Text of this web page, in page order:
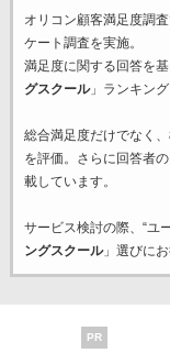
オリコン顧客満足度調
ケート調査を実施。
満足度に関する回答を
グスクール」ランキング
総合満足度だけでなく
を評価。さらに回答者
載しています。
サービス検討の際、“ユ
ングスクール」選びにお
PR